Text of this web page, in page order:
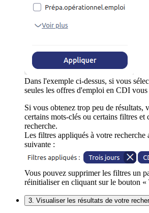
Dans l'exemple ci-dessus, si vous
seules les offres d'emploi en CDI vous
Si vous obtenez trop peu de résultats,
certains mots-clés ou certains filtres et
recherche.
Les filtres appliqués à votre recherche
suivante :
Vous pouvez supprimer les filtres un
réinitialiser en cliquant sur le bouton
3. Visualiser les résultats de votre